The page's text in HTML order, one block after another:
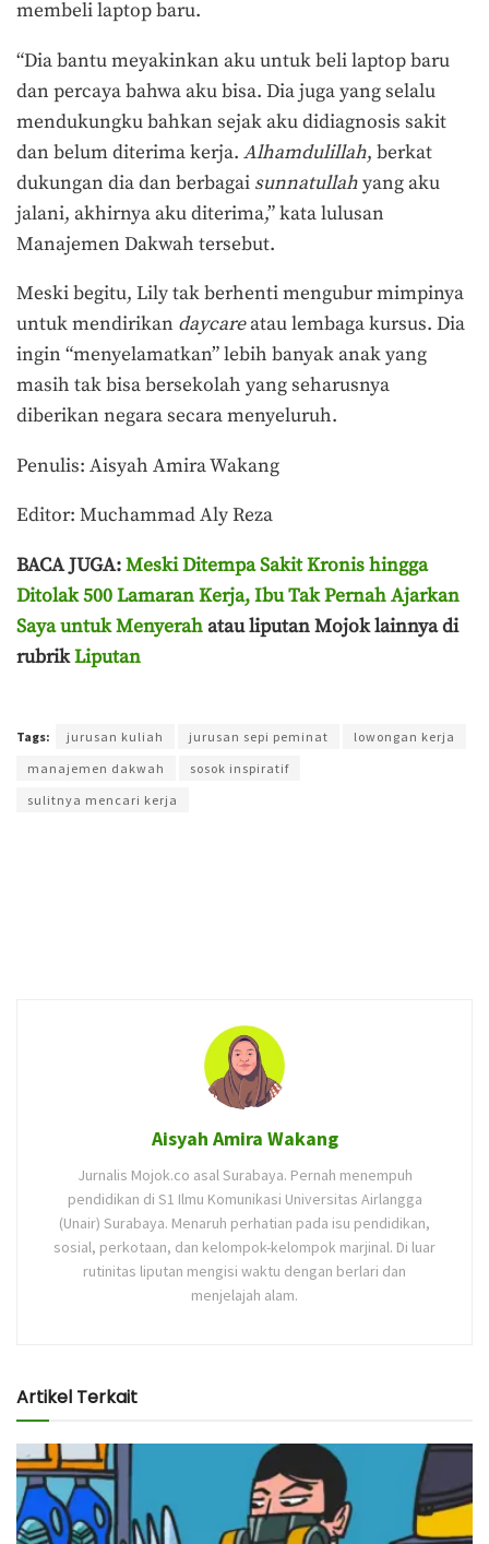
membeli laptop baru.
“Dia bantu meyakinkan aku untuk beli laptop baru
dan percaya bahwa aku bisa. Dia juga yang selalu
mendukungku bahkan sejak aku didiagnosis sakit
dan belum diterima kerja. Alhamdulillah, berkat
dukungan dia dan berbagai sunnatullahyang aku
jalani, akhirnya aku diterima,” kata lulusan
Manajemen Dakwah tersebut.
Meski begitu, Lily tak berhenti mengubur mimpinya
untuk mendirikan daycareatau lembaga kursus. Dia
ingin “menyelamatkan” lebih banyak anak yang
masih tak bisa bersekolah yang seharusnya
diberikan negara secara menyeluruh.
Penulis: Aisyah Amira Wakang
Editor: Muchammad Aly Reza
BACA JUGA:Meski Ditempa Sakit Kronis hingga
Ditolak 500 Lamaran Kerja, Ibu Tak Pernah Ajarkan
Saya untuk Menyerahatau liputan Mojok lainnya di
rubrikLiputan
Tags: jurusan kuliah jurusan sepi peminat
lowongan kerja
manajemen dakwah
sosok inspiratif
sulitnya mencari kerja
Aisyah Amira Wakang
Jurnalis Mojok.co asal Surabaya. Pernah menempuh
pendidikan di S1 Ilmu Komunikasi Universitas Airlangga
(Unair) Surabaya. Menaruh perhatian pada isu pendidikan,
sosial, perkotaan, dan kelompok-kelompok marjinal. Di luar
rutinitas liputan mengisi waktu dengan berlari dan
menjelajah alam.
Artikel Terkait